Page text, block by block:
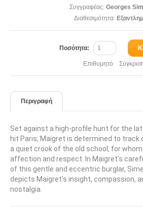
Συγγραφέας: Georges
Διαθεσιμότητα:
Ποσότητα:
Επιθυμητό
Περιγραφή
Set against a high-profile hunt for the
hit Paris, Maigret is determined to track
a quiet crook of the old school, for
affection and respect. In Maigret's
of this gentle and eccentric burglar,
depicts Maigret's insight, compassion,
nostalgia.